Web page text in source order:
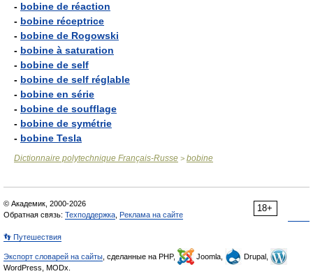
- bobine de réaction
- bobine réceptrice
- bobine de Rogowski
- bobine à saturation
- bobine de self
- bobine de self réglable
- bobine en série
- bobine de soufflage
- bobine de symétrie
- bobine Tesla
Dictionnaire polytechnique Français-Russe > bobine
18+
© Академик, 2000-2026
Обратная связь: Техподдержка Реклама на сайте
👣 Путешествия
Экспорт словарей на сайты , сделанные на PHP, Joomla,
Drupal,
WordPress, MODx.